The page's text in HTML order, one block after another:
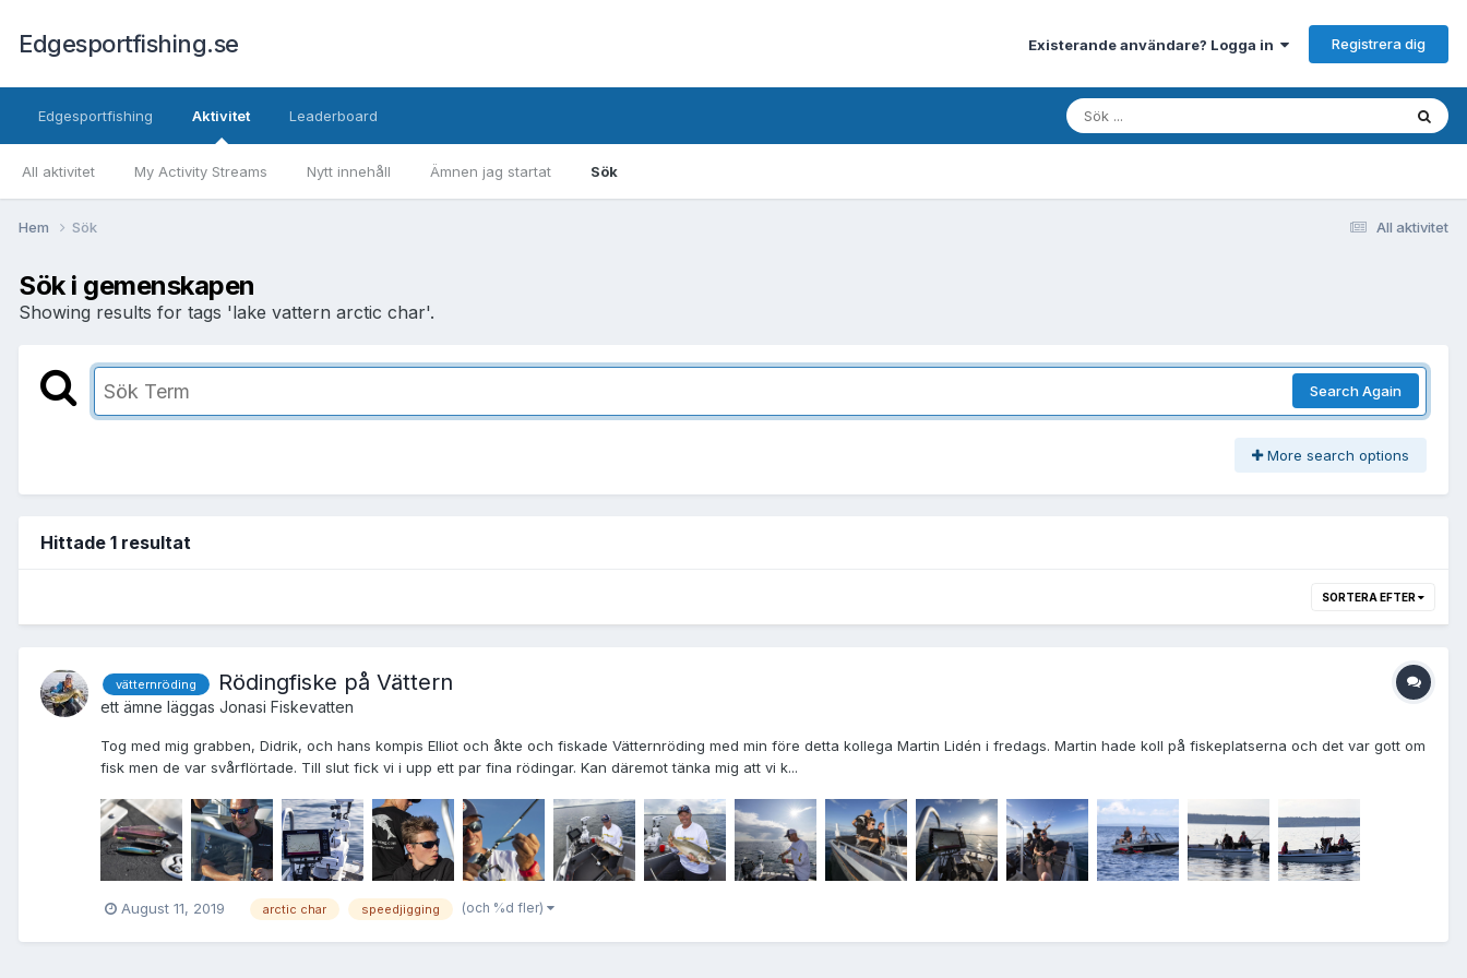
Edgesportfishing.se Existerande användare? Logga in Registrera dig
Edgesportfishing Aktivitet
All aktivitet My Activity Streams Nytt innehåll Ämnen jag startat Sök
Leaderboard
All aktivitet
Hem Sök
Sök i gemenskapen
Showing results for tags 'lake vattern arctic char'.
Search Again
More search options
Hittade 1 resultat
SORTERA EFTER
vätternröding Rödingfiske på Vättern
ett ämne läggas Jonasi Fiskevatten
Tog med mig grabben, Didrik, och hans kompis Elliot och åkte och fiskade Vätternröding med min före detta kollega Martin Lidén i fredags. Martin hade koll på fiskeplatserna och det var gott om
fisk men de var svårflörtade. Till slut fick vi i upp ett par fina rödingar. Kan däremot tänka mig att vi k...
August 11, 2019 arctic char speedjigging (och %d fler)